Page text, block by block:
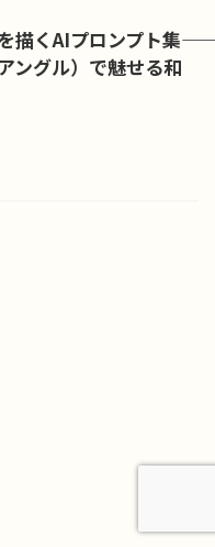
くAIプロンプト集――
ングル）で魅せる和